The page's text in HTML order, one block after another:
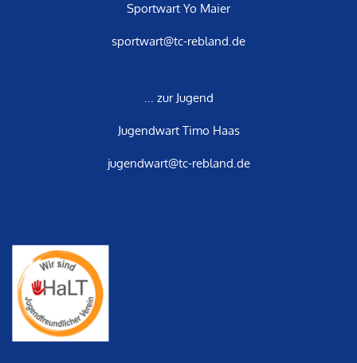
Sportwart Yo Maier
sportwart@tc-rebland.de
... zur Jugend
Jugendwart Timo Haas
jugendwart@tc-rebland.de